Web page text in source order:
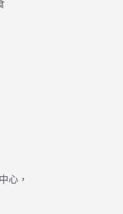
心，